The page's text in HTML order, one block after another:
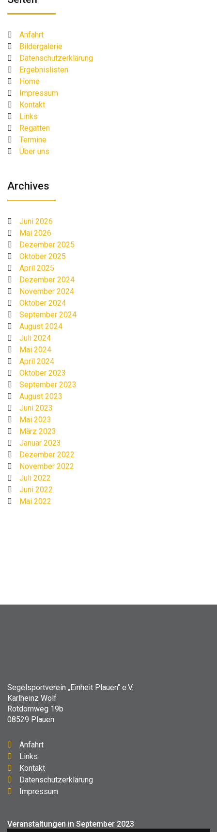
Anfahrt
Bildergalerie
Datenschutzerklärung
Ergebnislisten
Home
Impressum
Kontakt
Links
Regatten
Termine
Über uns
Archives
Juni 2026
Mai 2026
Dezember 2025
Oktober 2025
April 2025
Dezember 2024
November 2024
Oktober 2024
September 2024
August 2024
Juli 2024
Mai 2024
April 2024
Oktober 2023
September 2023
August 2023
Juni 2023
Mai 2023
März 2023
Januar 2023
Dezember 2022
November 2022
Juli 2022
Juni 2022
Mai 2022
Segelsportverein „Einheit Plauen“ e.V.
Karlheinz Wolf
Rotdornweg 19b
08529 Plauen
Anfahrt
Links
Kontakt
Datenschutzerklärung
Impressum
Veranstaltungen in September 2023